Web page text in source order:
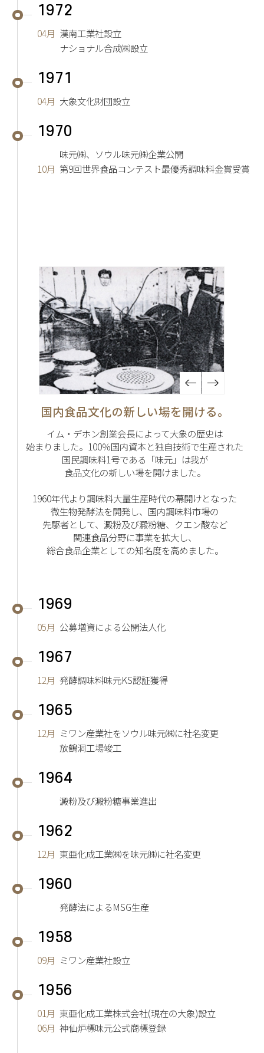
1972
04月 漢南工業社設立
ナショナル合成㈱設立
1971
04月 大象文化財団設立
1970
味元㈱、ソウル味元㈱企業公開
10月 第9回世界食品コンテスト最優秀調味料金賞受賞
国内食品文化の新しい場を開ける。
イム・デホン創業会長によって大象の歴史は
始まりました。100％国内資本と独自技術で生産された
国民調味料1号である「味元」は我が
食品文化の新しい場を開けました。
1960年代より調味料大量生産時代の幕開けとなった
微生物発酵法を開発し、国内調味料市場の
先駆者として、澱粉及び澱粉糖、クエン酸など
関連食品分野に事業を拡大し、
総合食品企業としての知名度を高めました。
1969
05月 公募増資による公開法人化
1967
12月 発酵調味料味元KS認証獲得
1965
12月 ミワン産業社をソウル味元㈱に社名変更
放鶴洞工場竣工
1964
澱粉及び澱粉糖事業進出
1962
12月 東亜化成工業㈱を味元㈱に社名変更
1960
発酵法によるMSG生産
1958
09月 ミワン産業社設立
1956
01月 東亜化成工業株式会社(現在の大象)設立
06月 神仙炉標味元公式商標登録